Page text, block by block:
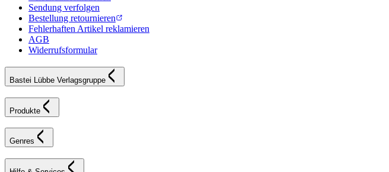
Sendung verfolgen
Bestellung retournieren
Fehlerhaften Artikel reklamieren
AGB
Widerrufsformular
Bastei Lübbe Verlagsgruppe
Produkte
Genres